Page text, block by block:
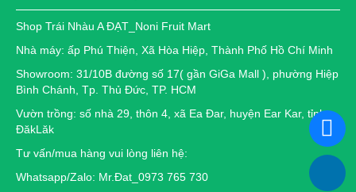
Shop Trái Nhàu A ĐẠT_Noni Fruit Mart
Nhà máy: ấp Phú Thiện, Xã Hòa Hiệp, Thành Phố Hồ Chí Minh
Showroom: 31/10B đường số 17( gần GiGa Mall ), phường Hiệp
Bình Chánh, Tp. Thủ Đức, TP. HCM
Vườn trồng: số nhà 29, thôn 4, xã Ea Đar, huyện Ear Kar, tỉnh
ĐăkLăk
Tư vấn/mua hàng vui lòng liên hệ:
Whatsapp/Zalo: Mr.Đat_0973 765 730